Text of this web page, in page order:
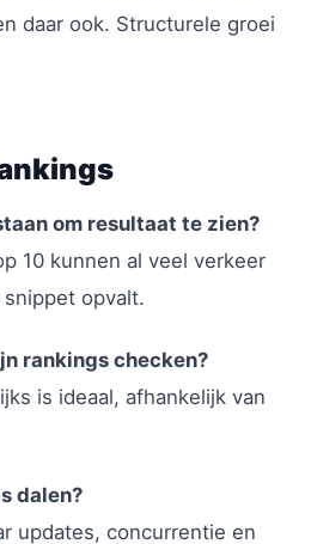
daar ook. Structurele groei
om resultaat te zien?
10 kunnen al veel verkeer
opvalt.
rankings checken?
is ideaal, afhankelijk van
dalen?
updates, concurrentie en